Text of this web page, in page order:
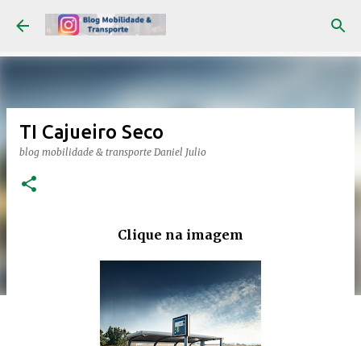
Pular para o conteúdo principal
TI Cajueiro Seco
blog mobilidade & transporte Daniel Julio
Clique na imagem